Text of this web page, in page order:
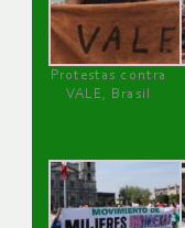
Protestas contra
VALE, Brasil